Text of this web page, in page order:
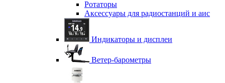
Ротаторы
Аксессуары для радиостанций и аис
Индикаторы и дисплеи
Ветер-барометры